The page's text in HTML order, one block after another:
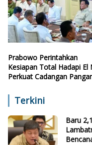
Prabowo Perintahkan
Kesiapan Total Hadapi El
Perkuat Cadangan
Terkini
Baru